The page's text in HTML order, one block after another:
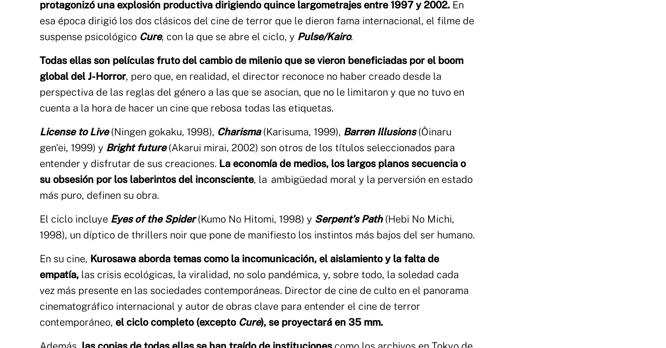
protagonizó una explosión productiva dirigiendo quince largometrajes entre 1997 y 2002. En
esa época dirigió los dos clásicos del cine de terror que le dieron fama internacional, el filme de
suspense psicológico Cure, con la que se abre el ciclo, y Pulse/Kairo.
Todas ellas son películas fruto del cambio de milenio que se vieron beneficiadas por el boom
global del J-Horror, pero que, en realidad, el director reconoce no haber creado desde la
perspectiva de las reglas del género a las que se asocian, que no le limitaron y que no tuvo en
cuenta a la hora de hacer un cine que rebosa todas las etiquetas.
License to Live(Ningen gokaku, 1998), Charisma(Karisuma, 1999), Barren Illusions(Ôinaru
gen'ei, 1999) y Bright future(Akarui mirai, 2002) son otros de los títulos seleccionados para
entender y disfrutar de sus creaciones. La economía de medios, los largos planos secuencia o
su obsesión por los laberintos del inconsciente, la ambigüedad moral y la perversión en estado
más puro, definen su obra.
El ciclo incluye Eyes of the Spider(Kumo No Hitomi, 1998) y Serpent’s Path(Hebi No Michi,
1998), un díptico de thrillers noir que pone de manifiesto los instintos más bajos del ser humano.
En su cine, Kurosawa aborda temas como la incomunicación, el aislamiento y la falta de
empatía, las crisis ecológicas, la viralidad, no solo pandémica, y, sobre todo, la soledad cada
vez más presente en las sociedades contemporáneas. Director de cine de culto en el panorama
cinematográfico internacional y autor de obras clave para entender el cine de terror
contemporáneo, el ciclo completo (excepto Cure), se proyectará en 35 mm.